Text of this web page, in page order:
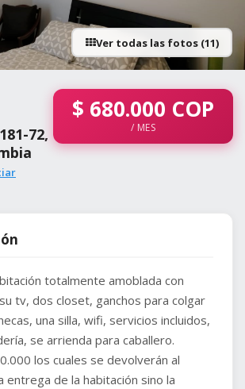
Ver todas las fotos (11)
72,
$ 680.000 COP
/ MES
totalmente amoblada con
tv, dos closet, ganchos para colgar
una silla, wifi, servicios incluidos,
se arrienda para caballero.
los cuales se devolverán al
entrega de la habitación sino la